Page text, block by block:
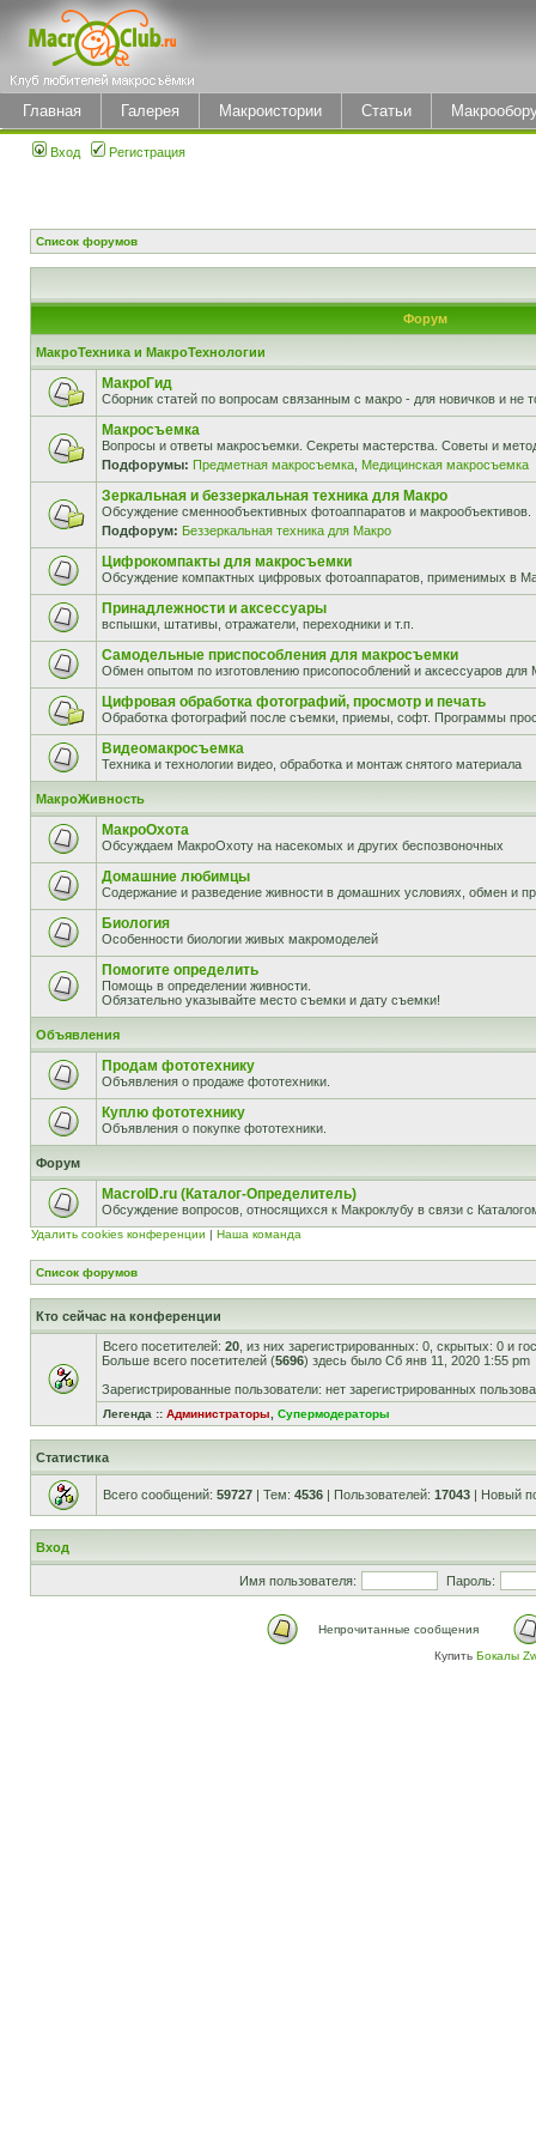
Главная Галерея Макроистории Статьи
Вход Регистрация
Список форумов
Форум
МакроТехника и МакроТехнологии
МакроГид
Сборник статей по вопросам связанным с макро - для новичков и не
Макросъемка
Вопросы и ответы макросъемки. Секреты мастерства. Советы и
Подфорумы: Предметная макросъемка Медицинская макросъемка
Зеркальная и беззеркальная техника для Макро
Обсуждение сменнообъективных фотоаппаратов и макрообъективов.
Подфорум: Беззеркальная техника для Макро
Цифрокомпакты для макросъемки
Обсуждение компактных цифровых фотоаппаратов, применимых в
Принадлежности и аксессуары
вспышки, штативы, отражатели, переходники и т.п.
Самодельные приспособления для макросъемки
Обмен опытом по изготовлению присопособлений и аксессуаров для
Цифровая обработка фотографий, просмотр и печать
Обработка фотографий после съемки, приемы, софт. Программы
Видеомакросъемка
Техника и технологии видео, обработка и монтаж снятого материала
МакроЖивность
МакроОхота
Обсуждаем МакроОхоту на насекомых и других беспозвоночных
Домашние любимцы
Содержание и разведение живности в домашних условиях, обмен и
Биология
Особенности биологии живых макромоделей
Помогите определить
Помощь в определении живности.
Обязательно указывайте место съемки и дату съемки!
Объявления
Продам фототехнику
Объявления о продаже фототехники.
Куплю фототехнику
Объявления о покупке фототехники.
Форум
MacroID.ru (Каталог-Определитель)
Обсуждение вопросов, относящихся к Макроклубу в связи с
Удалить cookies конференции | Наша команда
Список форумов
Кто сейчас на конференции
Всего посетителей: 20 , из них зарегистрированных: 0, скрытых: 0 и
Больше всего посетителей (5696) здесь было Сб янв 11, 2020 1:55 pm
Зарегистрированные пользователи: нет зарегистрированных
Легенда :: Администраторы Супермодераторы
Статистика
Всего сообщений: 59727 | Тем: 4536 | Пользователей: 17043 | Новый
Вход
Имя пользователя: Пароль:
Непрочитанные сообщения
Купить Бокалы